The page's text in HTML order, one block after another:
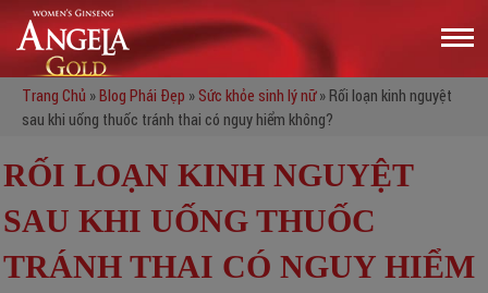
Trang Chủ »Blog Phái Đẹp » Sức khỏe sinh lý nữ» Rối loạn kinh nguyệt
sau khi uống thuốc tránh thai có nguy hiểm không?
RỐI LOẠN KINH NGUYỆT
SAU KHI UỐNG THUỐC
TRÁNH THAI CÓ NGUY HIỂM